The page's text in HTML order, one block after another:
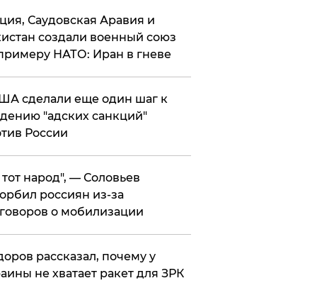
Саудовская Аравия и
создали военный союз
НАТО: Иран в гневе
сделали еще один шаг к
"адских санкций"
России
народ", — Соловьев
россиян из-за
о мобилизации
рассказал, почему у
не хватает ракет для ЗРК